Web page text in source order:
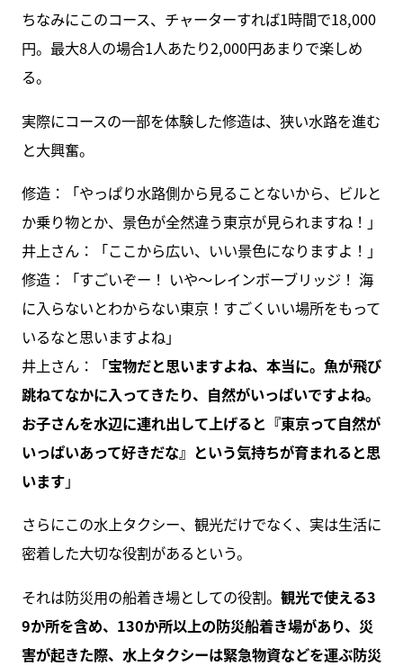
ちなみにこのコース、チャーターすれば1時間で18,000
円。最大8人の場合1人あたり2,000円あまりで楽しめ
る。
実際にコースの一部を体験した修造は、狭い水路を進む
と大興奮。
修造：「やっぱり水路側から見ることないから、ビルと
か乗り物とか、景色が全然違う東京が見られますね！」
井上さん：「ここから広い、いい景色になりますよ！」
修造：「すごいぞー！ いや～レインボーブリッジ！ 海
に入らないとわからない東京！すごくいい場所をもって
いるなと思いますよね」
井上さん：「宝物だと思いますよね、本当に。魚が飛び
跳ねてなかに入ってきたり、自然がいっぱいですよね。
お子さんを水辺に連れ出して上げると『東京って自然が
いっぱいあって好きだな』という気持ちが育まれると思
います」
さらにこの水上タクシー、観光だけでなく、実は生活に
密着した大切な役割があるという。
それは防災用の船着き場としての役割。 観光で使える3
9か所を含め、130か所以上の防災船着き場があり、災
害が起きた際、水上タクシーは緊急物資などを運ぶ防災